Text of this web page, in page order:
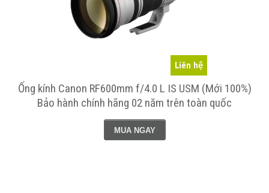
Liên hệ
Ống kính Canon RF600mm f/4.0 L IS USM (Mới 100%)
Bảo hành chính hãng 02 năm trên toàn quốc
MUA NGAY